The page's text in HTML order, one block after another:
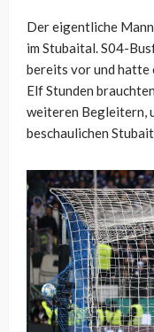
Der eigentliche
im Stubaital. S04-
bereits vor und hatte
Elf Stunden
weiteren Begleitern,
beschaulichen